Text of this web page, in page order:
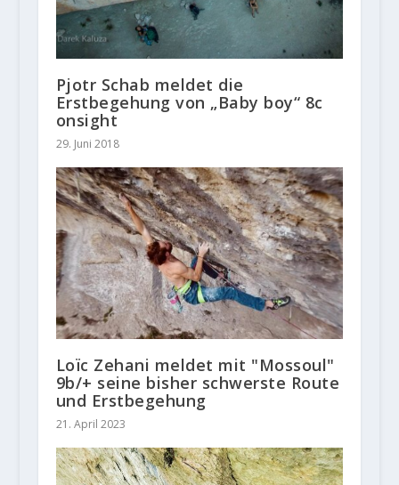
Pjotr Schab meldet die
Erstbegehung von „Baby boy“ 8c
onsight
29. Juni 2018
Loïc Zehani meldet mit "Mossoul"
9b/+ seine bisher schwerste Route
und Erstbegehung
21. April 2023